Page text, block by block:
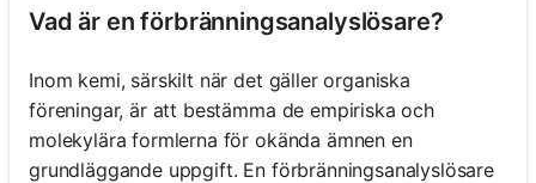
Vad är en förbränningsanalyslösare?
Inom kemi, särskilt när det gäller organiska
föreningar, är att bestämma de empiriska och
molekylära formlerna för okända ämnen en
grundläggande uppgift. En förbränningsanalyslösare